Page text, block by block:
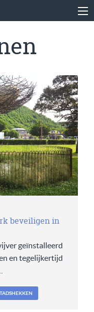
beveiligen in
geïnstalleerd
en tegelijkertijd